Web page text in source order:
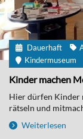
Dauerhaft
Kindermuseum
Kinder machen
Hier dürfen Kinder
rätseln und
Weiterlesen